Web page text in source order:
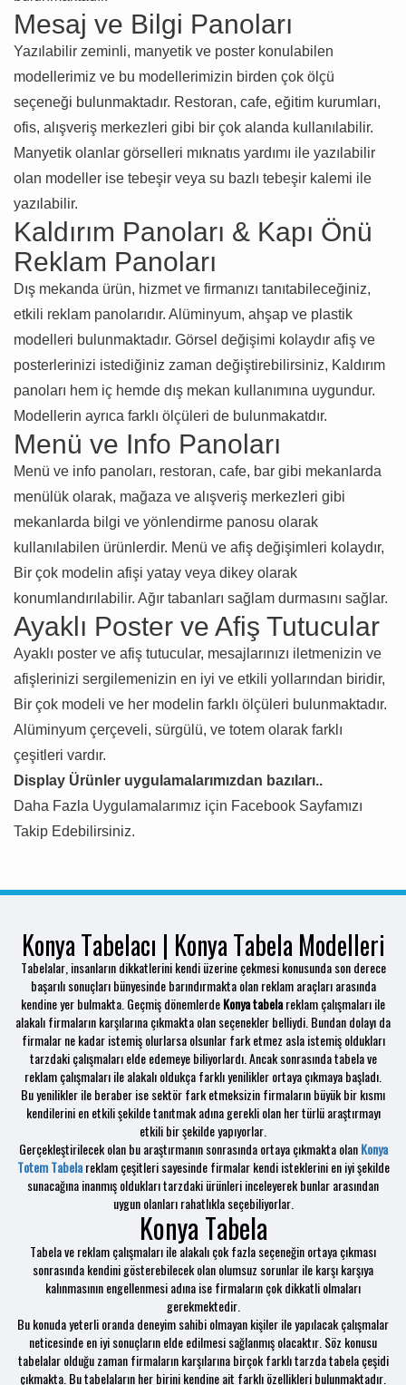
Mesaj ve Bilgi Panoları
Yazılabilir zeminli, manyetik ve poster konulabilen
modellerimiz ve bu modellerimizin birden çok ölçü
seçeneği bulunmaktadır. Restoran, cafe, eğitim kurumları,
ofis, alışveriş merkezleri gibi bir çok alanda kullanılabilir.
Manyetik olanlar görselleri mıknatıs yardımı ile yazılabilir
olan modeller ise tebeşir veya su bazlı tebeşir kalemi ile
yazılabilir.
Kaldırım Panoları & Kapı Önü
Reklam Panoları
Dış mekanda ürün, hizmet ve firmanızı tanıtabileceğiniz,
etkili reklam panolarıdır. Alüminyum, ahşap ve plastik
modelleri bulunmaktadır. Görsel değişimi kolaydır afiş ve
posterlerinizi istediğiniz zaman değiştirebilirsiniz, Kaldırım
panoları hem iç hemde dış mekan kullanımına uygundur.
Modellerin ayrıca farklı ölçüleri de bulunmakatdır.
Menü ve Info Panoları
Menü ve info panoları, restoran, cafe, bar gibi mekanlarda
menülük olarak, mağaza ve alışveriş merkezleri gibi
mekanlarda bilgi ve yönlendirme panosu olarak
kullanılabilen ürünlerdir. Menü ve afiş değişimleri kolaydır,
Bir çok modelin afişi yatay veya dikey olarak
konumlandırılabilir. Ağır tabanları sağlam durmasını sağlar.
Ayaklı Poster ve Afiş Tutucular
Ayaklı poster ve afiş tutucular, mesajlarınızı iletmenizin ve
afişlerinizi sergilemenizin en iyi ve etkili yollarından biridir,
Bir çok modeli ve her modelin farklı ölçüleri bulunmaktadır.
Alüminyum çerçeveli, sürgülü, ve totem olarak farklı
çeşitleri vardır.
Display Ürünler uygulamalarımızdan bazıları..
Daha Fazla Uygulamalarımız için Facebook Sayfamızı
Takip Edebilirsiniz.
Konya Tabelacı | Konya Tabela Modelleri
Tabelalar, insanların dikkatlerini kendi üzerine çekmesi konusunda son derece
başarılı sonuçları bünyesinde barındırmakta olan reklam araçları arasında
kendine yer bulmakta. Geçmiş dönemlerdeKonya tabelareklam çalışmaları ile
alakalı firmaların karşılarına çıkmakta olan seçenekler belliydi. Bundan dolayı da
firmalar ne kadar istemiş olurlarsa olsunlar fark etmez asla istemiş oldukları
tarzdaki çalışmaları elde edemeye biliyorlardı. Ancak sonrasında tabela ve
reklam çalışmaları ile alakalı oldukça farklı yenilikler ortaya çıkmaya başladı.
Bu yenilikler ile beraber ise sektör fark etmeksizin firmaların büyük bir kısmı
kendilerini en etkili şekilde tanıtmak adına gerekli olan her türlü araştırmayı
etkili bir şekilde yapıyorlar.
Gerçekleştirilecek olan bu araştırmanın sonrasında ortaya çıkmakta olanKonya
Totem Tabelareklam çeşitleri sayesinde firmalar kendi isteklerini en iyi şekilde
sunacağına inanmış oldukları tarzdaki ürünleri inceleyerek bunlar arasından
uygun olanları rahatlıkla seçebiliyorlar.
Konya Tabela
Tabela ve reklam çalışmaları ile alakalı çok fazla seçeneğin ortaya çıkması
sonrasında kendini gösterebilecek olan olumsuz sorunlar ile karşı karşıya
kalınmasının engellenmesi adına ise firmaların çok dikkatli olmaları
gerekmektedir.
Bu konuda yeterli oranda deneyim sahibi olmayan kişiler ile yapılacak çalışmalar
neticesinde en iyi sonuçların elde edilmesi sağlanmış olacaktır. Söz konusu
tabelalar olduğu zaman firmaların karşılarına birçok farklı tarzda tabela çeşidi
çıkmakta. Bu tabelaların her birini kendine ait farklı özellikleri bulunmaktadır.